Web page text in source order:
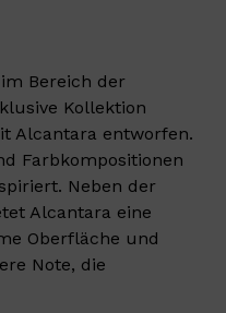
Bereich der
Kollektion
Alcantara entworfen.
Farbkompositionen
Neben der
Alcantara eine
Oberfläche und
Note, die